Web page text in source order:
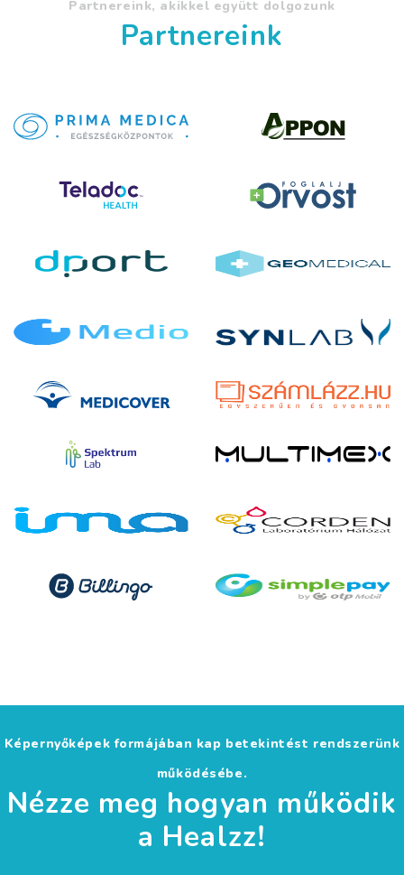
Partnereink, akikkel együtt dolgozunk
Partnereink
Képernyőképek formájában kap betekintést rendszerünk
működésébe.
Nézze meg hogyan működik
a Healzz!